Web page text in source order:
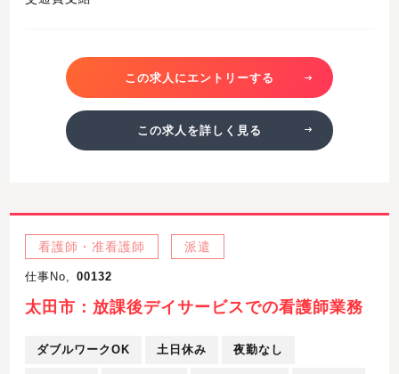
この求人にエントリーする
この求人を詳しく見る
看護師・准看護師 派遣
仕事No, 00132
太田市：放課後デイサービスでの看護師業務
ダブルワークOK 土日休み 夜勤なし